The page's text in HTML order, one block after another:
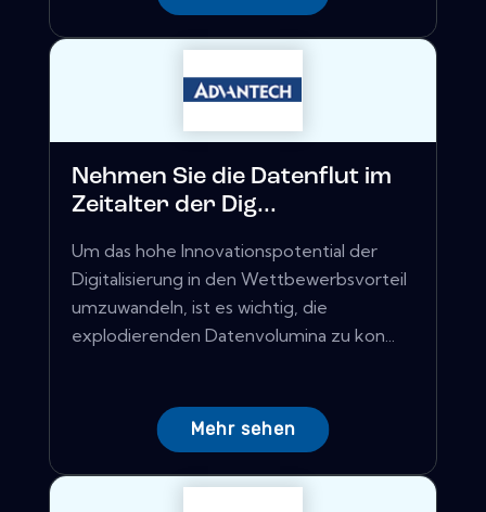
Nehmen Sie die Datenflut im
Zeitalter der Dig...
Um das hohe Innovationspotential der
Digitalisierung in den Wettbewerbsvorteil
umzuwandeln, ist es wichtig, die
explodierenden Datenvolumina zu kon...
Mehr sehen